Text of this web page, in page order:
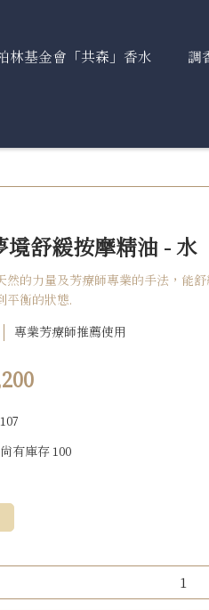
林基金會「共森」香水 調
境舒緩按摩精油 - 水
然的力量及芳療師專業的手法，能
平衡的狀態.
專業芳療師推薦使用
107
尚有庫存 100